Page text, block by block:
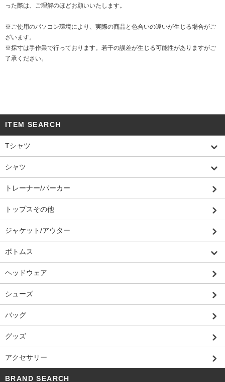
った際は、ご理解のほどお願いいたします。
※ご使用のパソコン環境により、実際の商品と色合いの違いが生じる場合がご
ざいます。
※採寸は手作業で行っております。若干の誤差が生じる可能性がありますがご
了承ください。
ITEM SEARCH
Tシャツ
シャツ
トレーナー/パーカー
トップスその他
ジャケット/アウター
ボトムス
ヘッドウェア
シューズ
バッグ
グッズ
アクセサリー
BRAND SEARCH